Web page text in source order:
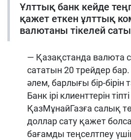
Ұлттық банк кейде
қажет еткен ұлттық
валютаны тікелей
— Қазақстанда валюта
сататын 20 трейдер
әлем, барлығы бір-
Банк ірі клиенттерін
ҚазМұнайГазға салық
доллар сату қажет
бағамды теңселтпеу